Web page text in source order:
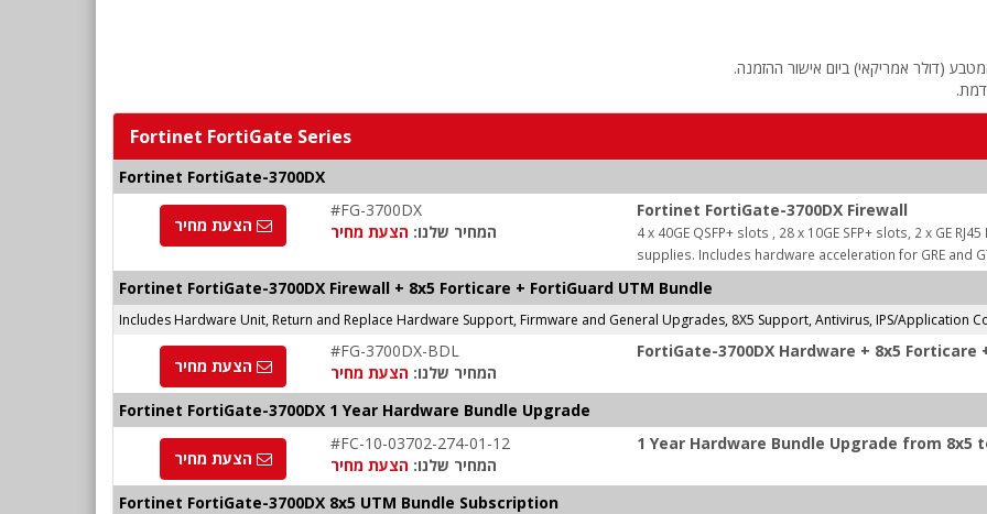
(דולר אמריקאי) ביום אישור ההזמנה.
Fortinet FortiGate Series
Fortinet FortiGate-3700DX
Fortinet FortiGate-3700DX Firewall
4 x 40GE QSFP+ slots , 28 x 10GE SFP+ slots, 2 x GE
supplies. Includes hardware acceleration for GRE and
#FG-3700DX
המחיר שלנו: הצעת מחיר הצעת מחיר
Fortinet FortiGate-3700DX Firewall + 8x5 Forticare + FortiGuard UTM Bundle
Includes Hardware Unit, Return and Replace Hardware Support, Firmware and General Upgrades, 8X5 Support, Antivirus, IPS/Application
FortiGate-3700DX Hardware + 8x5 Forticare
#FG-3700DX-BDL
המחיר שלנו: הצעת מחיר הצעת מחיר
Fortinet FortiGate-3700DX 1 Year Hardware Bundle Upgrade
1 Year Hardware Bundle Upgrade from 8x5
#FC-10-03702-274-01-12
המחיר שלנו: הצעת מחיר הצעת מחיר
Fortinet FortiGate-3700DX 8x5 UTM Bundle Subscription